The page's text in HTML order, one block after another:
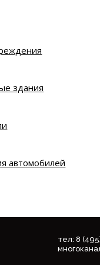
здания
автомобилей
тел: 8